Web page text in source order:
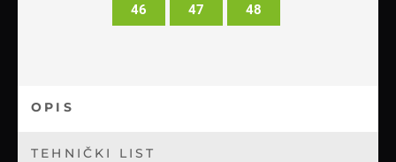
46 47 48
OPIS
TEHNIČKI LIST